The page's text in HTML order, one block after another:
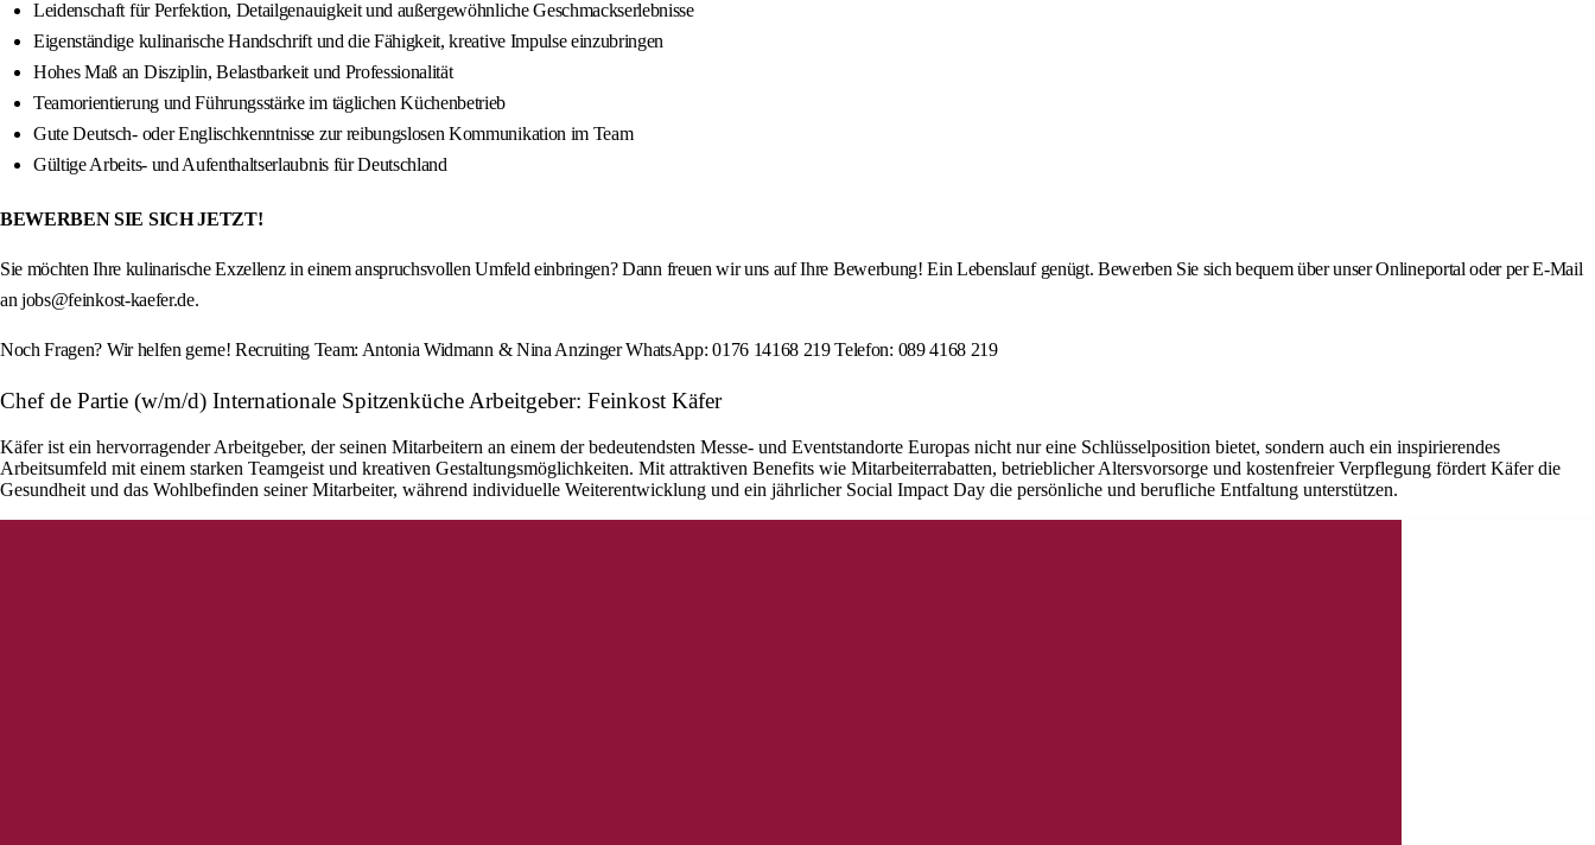
Leidenschaft für Perfektion, Detailgenauigkeit und außergewöhnliche Geschmackserlebnisse
Eigenständige kulinarische Handschrift und die Fähigkeit, kreative Impulse einzubringen
Hohes Maß an Disziplin, Belastbarkeit und Professionalität
Teamorientierung und Führungsstärke im täglichen Küchenbetrieb
Gute Deutsch- oder Englischkenntnisse zur reibungslosen Kommunikation im Team
Gültige Arbeits- und Aufenthaltserlaubnis für Deutschland
BEWERBEN SIE SICH JETZT!
Sie möchten Ihre kulinarische Exzellenz in einem anspruchsvollen Umfeld einbringen? Dann freuen wir uns auf Ihre Bewerbung! Ein Lebenslauf genügt. Bewerben Sie sich bequem über unser Onlineportal oder per E-Mail
an jobs@feinkost-kaefer.de.
Noch Fragen? Wir helfen gerne! Recruiting Team: Antonia Widmann & Nina Anzinger WhatsApp: 0176 14168 219 Telefon: 089 4168 219
Chef de Partie (w/m/d) Internationale Spitzenküche Arbeitgeber: Feinkost Käfer
Käfer ist ein hervorragender Arbeitgeber, der seinen Mitarbeitern an einem der bedeutendsten Messe- und Eventstandorte Europas nicht nur eine Schlüsselposition bietet, sondern auch ein inspirierendes
Arbeitsumfeld mit einem starken Teamgeist und kreativen Gestaltungsmöglichkeiten. Mit attraktiven Benefits wie Mitarbeiterrabatten, betrieblicher Altersvorsorge und kostenfreier Verpflegung fördert Käfer die
Gesundheit und das Wohlbefinden seiner Mitarbeiter, während individuelle Weiterentwicklung und ein jährlicher Social Impact Day die persönliche und berufliche Entfaltung unterstützen.